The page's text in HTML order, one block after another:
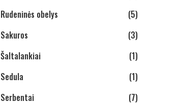
Rudeninės obelys
(5)
Sakuros
(3)
Šaltalankiai
(1)
Sedula
(1)
Serbentai
(7)